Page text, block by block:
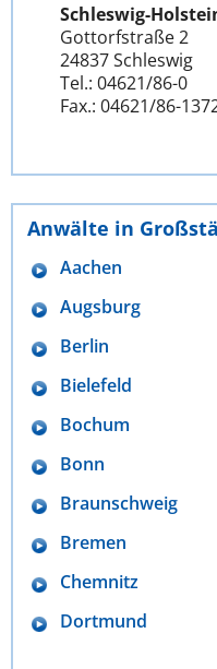
Schleswig-
Gottorfstraße 2
24837 Schleswig
Tel.: 04621/86-0
Fax.: 04621/86-
Anwälte in
Aachen
Augsburg
Berlin
Bielefeld
Bochum
Bonn
Braunschweig
Bremen
Chemnitz
Dortmund